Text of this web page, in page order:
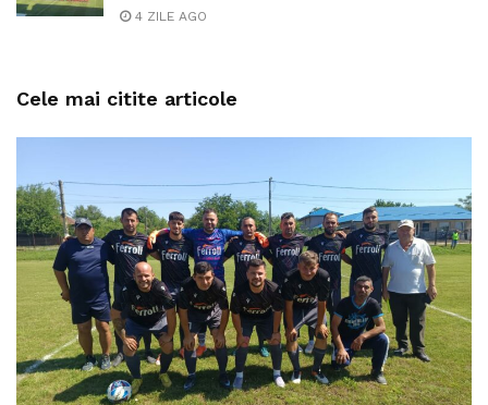
4 ZILE AGO
Cele mai citite articole